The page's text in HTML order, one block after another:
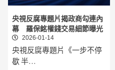
央視反腐專題片揭政商勾連內
幕 羅保銘權錢交易細節曝光
2026-01-14
央視反腐專題片《一步不停
歇 半…